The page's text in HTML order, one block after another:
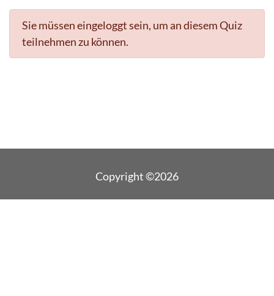
Sie müssen eingeloggt sein, um an diesem Quiz
teilnehmen zu können.
Copyright ©2026